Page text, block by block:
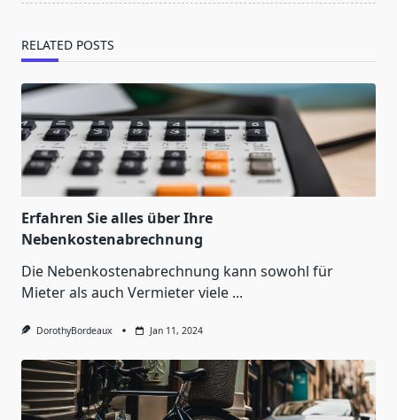
RELATED POSTS
Erfahren Sie alles über Ihre
Nebenkostenabrechnung
Die Nebenkostenabrechnung kann sowohl für
Mieter als auch Vermieter viele ...
DorothyBordeaux Jan 11, 2024